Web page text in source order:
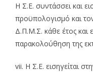
Η Σ.Ε. συντάσσει και
προϋπολογισμό και
Δ.Π.Μ.Σ. κάθε έτος και
παρακολούθηση της
vii. Η Σ.Ε. εισηγείται